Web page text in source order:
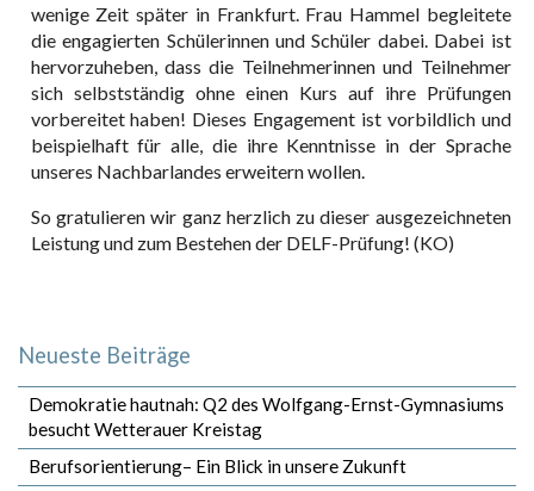
wenige Zeit später in Frankfurt. Frau Hammel begleitete
die engagierten Schülerinnen und Schüler dabei. Dabei ist
hervorzuheben, dass die Teilnehmerinnen und Teilnehmer
sich selbstständig ohne einen Kurs auf ihre Prüfungen
vorbereitet haben! Dieses Engagement ist vorbildlich und
beispielhaft für alle, die ihre Kenntnisse in der Sprache
unseres Nachbarlandes erweitern wollen.
So gratulieren wir ganz herzlich zu dieser ausgezeichneten
Leistung und zum Bestehen der DELF-Prüfung! (KO)
Neueste Beiträge
Demokratie hautnah: Q2 des Wolfgang-Ernst-Gymnasiums
besucht Wetterauer Kreistag
Berufsorientierung– Ein Blick in unsere Zukunft